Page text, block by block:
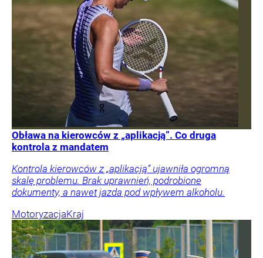
Obława na kierowców z „aplikacją”. Co druga
kontrola z mandatem
Kontrola kierowców z „aplikacją” ujawniła ogromną
skalę problemu. Brak uprawnień, podrobione
dokumenty, a nawet jazda pod wpływem alkoholu.
MotoryzacjaKraj